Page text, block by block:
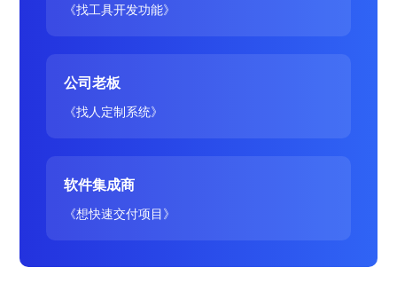
《找工具开发功能》
公司老板
《找人定制系统》
软件集成商
《想快速交付项目》